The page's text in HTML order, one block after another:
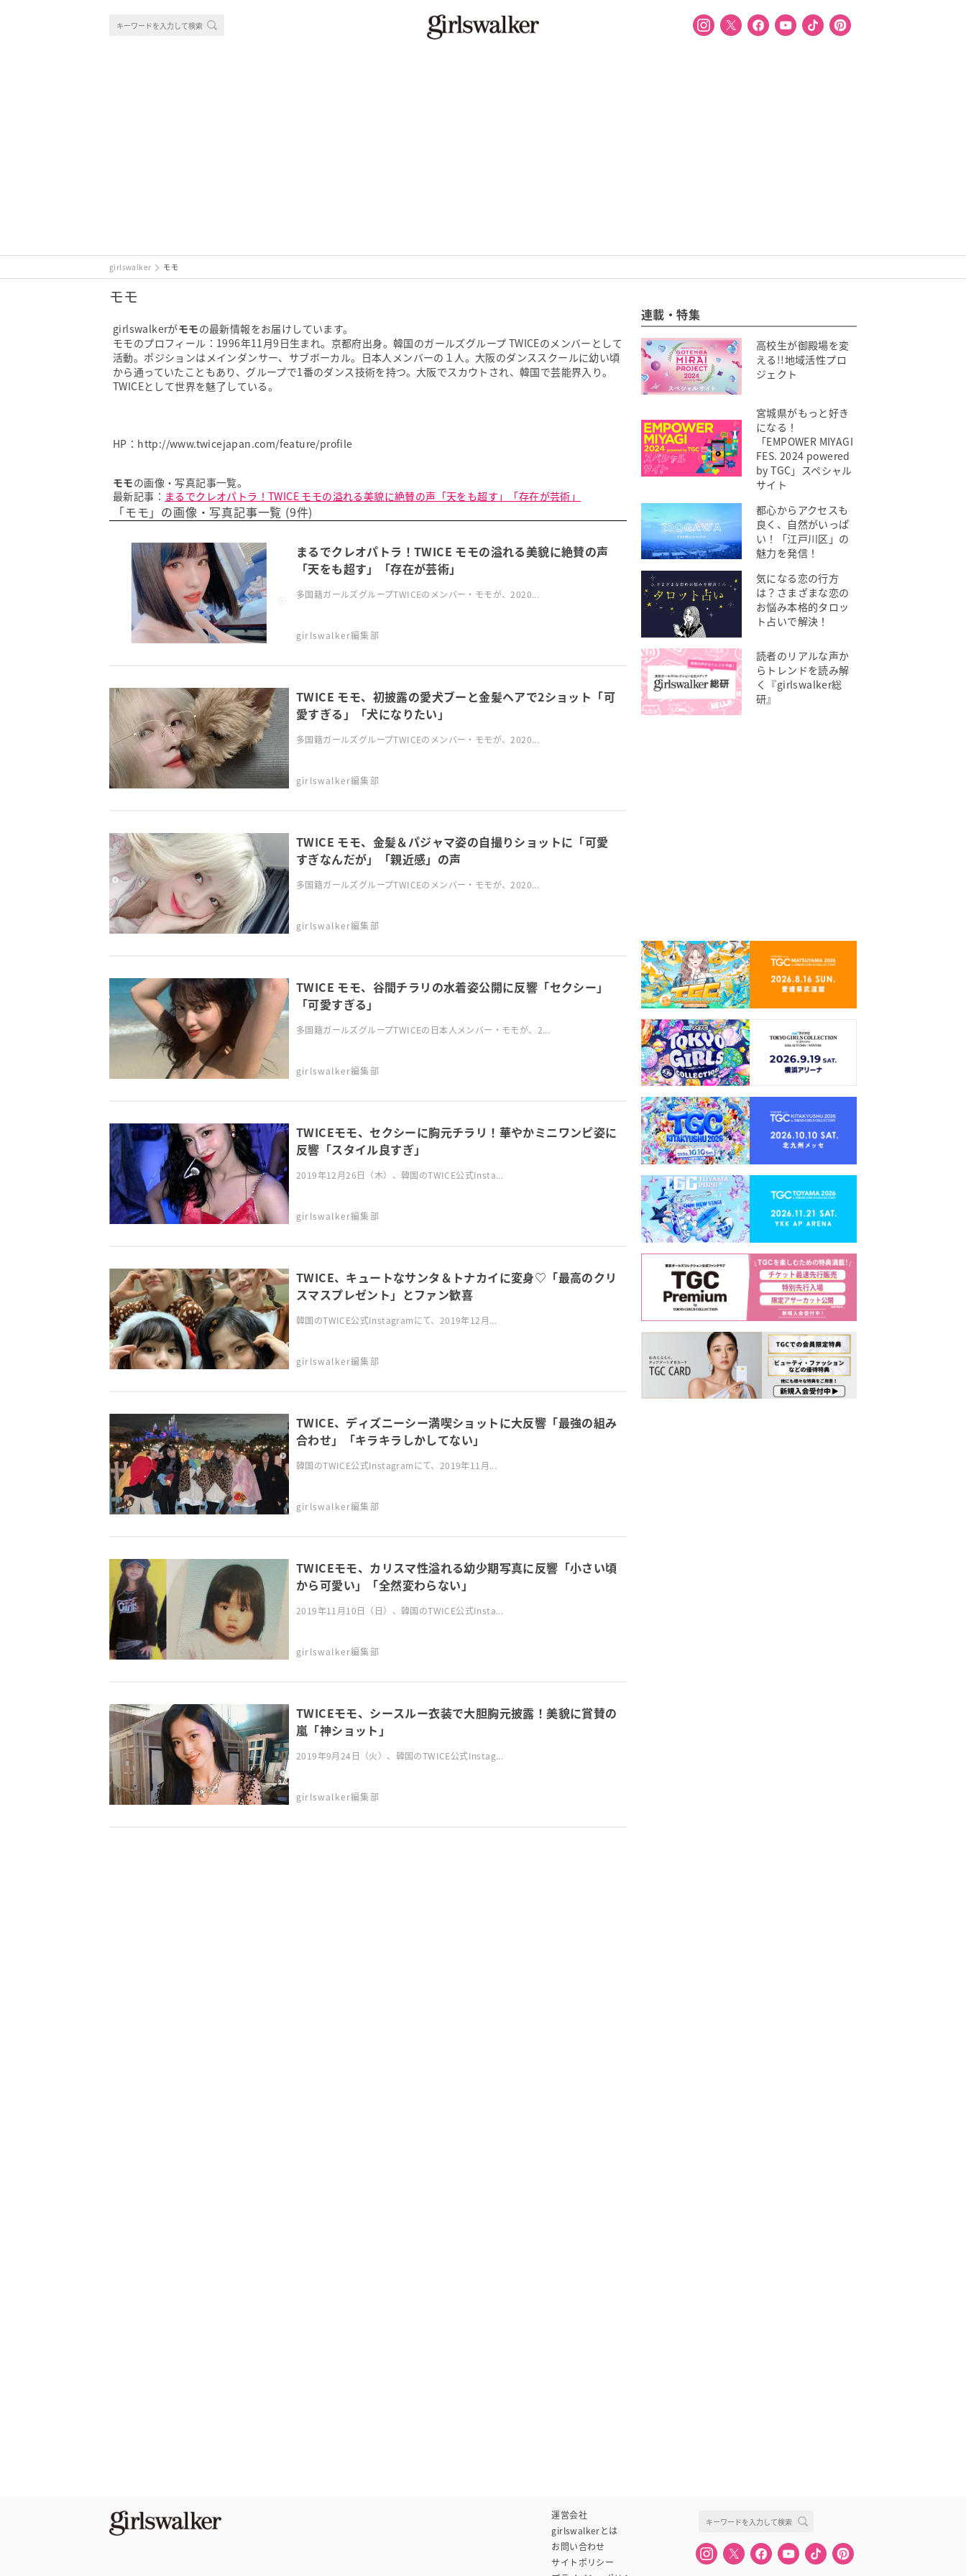
girlswalker モモ
モモ
girlswalkerがモモの最新情報をお届けしています。
モモのプロフィール：1996年11月9日生まれ。京都府出身。韓国のガールズグループ TWICEのメンバーとして
活動。ポジションはメインダンサー、サブボーカル。日本人メンバーの１人。大阪のダンススクールに幼い頃
から通っていたこともあり、グループで1番のダンス技術を持つ。大阪でスカウトされ、韓国で芸能界入り。
TWICEとして世界を魅了している。
HP： http://www.twicejapan.com/feature/profile
モモの画像・写真記事一覧。
最新記事： まるでクレオパトラ！TWICE モモの溢れる美貌に絶賛の声「天をも超す」「存在が芸術」
「モモ」の画像・写真記事一覧 (9件)
まるでクレオパトラ！TWICE モモの溢れる美貌に絶賛の声
「天をも超す」「存在が芸術」
多国籍ガールズグループTWICEのメンバー・モモが、2020...
girlswalker編集部
TWICE モモ、初披露の愛犬ブーと金髪ヘアで2ショット「可
愛すぎる」「犬になりたい」
多国籍ガールズグループTWICEのメンバー・モモが、2020...
girlswalker編集部
TWICE モモ、金髪＆パジャマ姿の自撮りショットに「可愛
すぎなんだが」「親近感」の声
多国籍ガールズグループTWICEのメンバー・モモが、2020...
girlswalker編集部
TWICE モモ、谷間チラリの水着姿公開に反響「セクシー」
「可愛すぎる」
多国籍ガールズグループTWICEの日本人メンバー・モモが、2...
girlswalker編集部
TWICEモモ、セクシーに胸元チラリ！華やかミニワンピ姿に
反響「スタイル良すぎ」
2019年12月26日（木）、韓国のTWICE公式Insta...
girlswalker編集部
TWICE、キュートなサンタ＆トナカイに変身♡「最高のクリ
スマスプレゼント」とファン歓喜
韓国のTWICE公式Instagramにて、2019年12月...
girlswalker編集部
TWICE、ディズニーシー満喫ショットに大反響「最強の組み
合わせ」「キラキラしかしてない」
韓国のTWICE公式Instagramにて、2019年11月...
girlswalker編集部
TWICEモモ、カリスマ性溢れる幼少期写真に反響「小さい頃
から可愛い」「全然変わらない」
2019年11月10日（日）、韓国のTWICE公式Insta...
girlswalker編集部
TWICEモモ、シースルー衣装で大胆胸元披露！美貌に賞賛の
嵐「神ショット」
2019年9月24日（火）、韓国のTWICE公式Instag...
girlswalker編集部
連載・特集
高校生が御殿場を変
える!!地域活性プロ
ジェクト
宮城県がもっと好き
になる！
「EMPOWER MIYAGI
FES. 2024 powered
by TGC」スペシャル
サイト
都心からアクセスも
良く、自然がいっぱ
い！「江戸川区」の
魅力を発信！
気になる恋の行方
は？さまざまな恋の
お悩み本格的タロッ
ト占いで解決！
読者のリアルな声か
らトレンドを読み解
く『girlswalker総
研』
運営会社
girlswalkerとは
お問い合わせ
サイトポリシー